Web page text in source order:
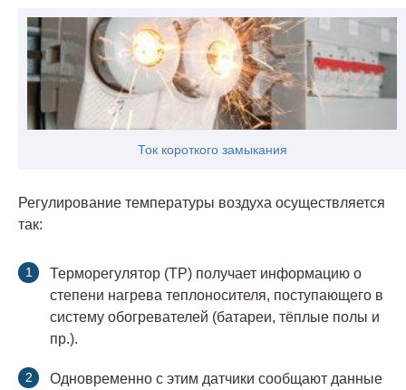
Ток короткого замыкания
Регулирование температуры воздуха осуществляется
так:
Терморегулятор (ТР) получает информацию о
степени нагрева теплоносителя, поступающего в
систему обогревателей (батареи, тёплые полы и
пр.).
Одновременно с этим датчики сообщают данные